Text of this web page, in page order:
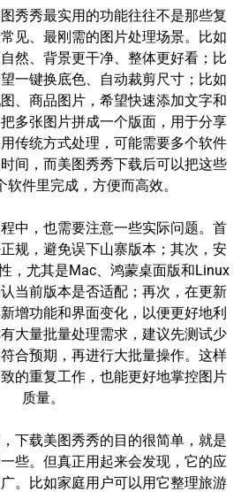
秀秀最实用的功能往往不是那些复
见、最刚需的图片处理场景。比如
然、背景更干净、整体更好看；比
一键换底色、自动裁剪尺寸；比如
、商品图片，希望快速添加文字和
多张图片拼成一个版面，用于分享
传统方式处理，可能需要多个软件
间，而美图秀秀下载后可以把这些
软件里完成，方便而高效。
中，也需要注意一些实际问题。首
规，避免误下山寨版本；其次，安
，尤其是Mac、鸿蒙桌面版和Linux
当前版本是否适配；再次，在更新
增功能和界面变化，以便更好地利
大量批量处理需求，建议先测试少
合预期，再进行大批量操作。这样
的重复工作，也能更好地掌控图片
质量。
下载美图秀秀的目的很简单，就是
些。但真正用起来会发现，它的应
。比如家庭用户可以用它整理旅游